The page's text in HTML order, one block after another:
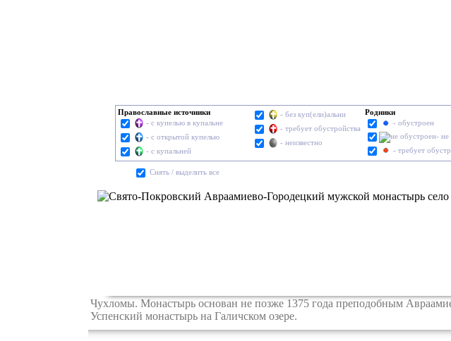
Православные источники
- с купелью в купальне
- с открытой купелью
- с купальней
- без куп(ели)альни
- требует обустройства
- неизвестно
Родники
- обустроен
- не
- требует
Cнять / выделить все
Чухломы. Монастырь основан не позже 1375 года преподобным
Успенский монастырь на Галичском озере.